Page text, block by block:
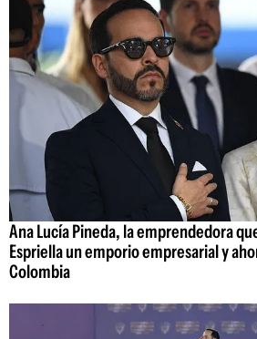
Ana Lucía Pineda, la emprendedora
Espriella un emporio empresarial y
Colombia